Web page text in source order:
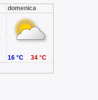
domenica
16 °C 34 °C